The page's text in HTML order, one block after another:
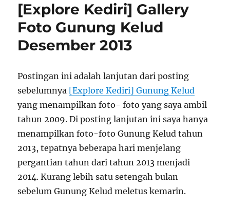
[Explore Kediri] Gallery
Foto Gunung Kelud
Desember 2013
Postingan ini adalah lanjutan dari posting
sebelumnya [Explore Kediri] Gunung Kelud
yang menampilkan foto- foto yang saya ambil
tahun 2009. Di posting lanjutan ini saya hanya
menampilkan foto-foto Gunung Kelud tahun
2013, tepatnya beberapa hari menjelang
pergantian tahun dari tahun 2013 menjadi
2014. Kurang lebih satu setengah bulan
sebelum Gunung Kelud meletus kemarin.